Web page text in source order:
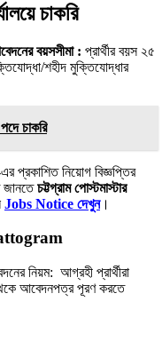
চাকরি
বয়সসীমা : প্রার্থীর বয়স ২৫
শহীদ মুক্তিযোদ্ধার
চাকরি
প্রকাশিত নিয়োগ বিজ্ঞপ্তির
জানতেচট্টগ্রাম পোস্টমাস্টার
Jobs Notice দেখুন।
নিয়ম: আগ্রহী প্রার্থীরা
আবেদনপত্র পূরণ করতে